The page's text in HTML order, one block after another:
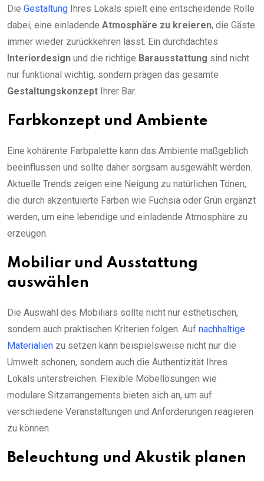
Die Gestaltung Ihres Lokals spielt eine entscheidende Rolle
dabei, eine einladende Atmosphäre zu kreieren, die Gäste
immer wieder zurückkehren lässt. Ein durchdachtes
Interiordesign und die richtige Barausstattung sind nicht
nur funktional wichtig, sondern prägen das gesamte
Gestaltungskonzept Ihrer Bar.
Farbkonzept und Ambiente
Eine kohärente Farbpalette kann das Ambiente maßgeblich
beeinflussen und sollte daher sorgsam ausgewählt werden.
Aktuelle Trends zeigen eine Neigung zu natürlichen Tönen,
die durch akzentuierte Farben wie Fuchsia oder Grün ergänzt
werden, um eine lebendige und einladende Atmosphäre zu
erzeugen.
Mobiliar und Ausstattung
auswählen
Die Auswahl des Mobiliars sollte nicht nur esthetischen,
sondern auch praktischen Kriterien folgen. Auf nachhaltige
Materialien zu setzen kann beispielsweise nicht nur die
Umwelt schonen, sondern auch die Authentizität Ihres
Lokals unterstreichen. Flexible Möbellösungen wie
modulare Sitzarrangements bieten sich an, um auf
verschiedene Veranstaltungen und Anforderungen reagieren
zu können.
Beleuchtung und Akustik planen